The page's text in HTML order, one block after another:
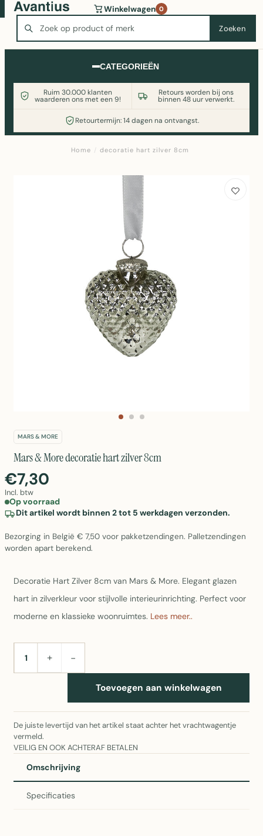
Zoeken
Winkelwagen 0
CATEGORIEËN
Ruim 30.000 klanten
waarderen ons met een 9!
Retours worden bij ons
binnen 48 uur verwerkt.
Retourtermijn: 14 dagen na ontvangst.
Wasmachine of koelkast nodig? Vergelijk alle prijzen op
Witgoedaanbod.nl
Home / decoratie hart zilver 8cm
MARS & MORE
Mars & More decoratie hart zilver 8cm
€7,30
Incl. btw
Op voorraad
Dit artikel wordt binnen 2 tot 5 werkdagen verzonden.
Bezorging in België € 7,50 voor pakketzendingen. Palletzendingen
worden apart berekend.
Decoratie Hart Zilver 8cm van Mars & More. Elegant glazen
hart in zilverkleur voor stijlvolle interieurinrichting. Perfect voor
moderne en klassieke woonruimtes. Lees meer..
AANTAL+ −
Toevoegen aan winkelwagen
De juiste levertijd van het artikel staat achter het vrachtwagentje
vermeld.
VEILIG EN OOK ACHTERAF BETALEN
Omschrijving
Specificaties